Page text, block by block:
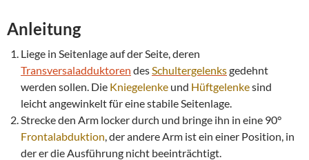
Anleitung
Liege in Seitenlage auf der Seite, deren
Transversaladduktoren desSchultergelenksgedehnt
werden sollen. Die Kniegelenke und Hüftgelenkesind
leicht angewinkelt für eine stabile Seitenlage.
Strecke den Arm locker durch und bringe ihn in eine 90°
Frontalabduktion, der andere Arm ist ein einer Position, in
der er die Ausführung nicht beeinträchtigt.